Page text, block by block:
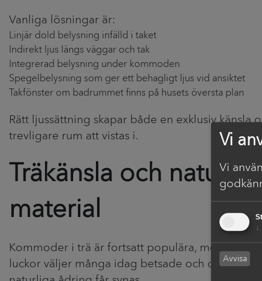
Vanliga lösningar är:
Linjär dold belysning infälld i taket
Indirekt ljus längs väggar och tak
Integrerad belysning under kommoden
Spegelbelysning som ger ett behagligt ljus vid ansiktet
Takfönster om badrummet finns på husets översta plan
Rätt ljussättning skapar både en exklusiv känsla
trevligare rum att vistas i.
Träkänsla och
material
Kommoder i trä är fortsatt populära, men istället
luckor väljer många idag betsade och oljade ytor
Vi
Vi
↓
Avvisa